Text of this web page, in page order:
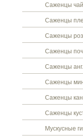
Саженцы
Саженцы
Саженцы
Саженцы
Саженцы
Саженцы
Саженцы
Саженцы
Мускусные